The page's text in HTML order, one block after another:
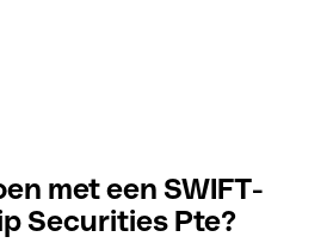
met een SWIFT-
Securities Pte?